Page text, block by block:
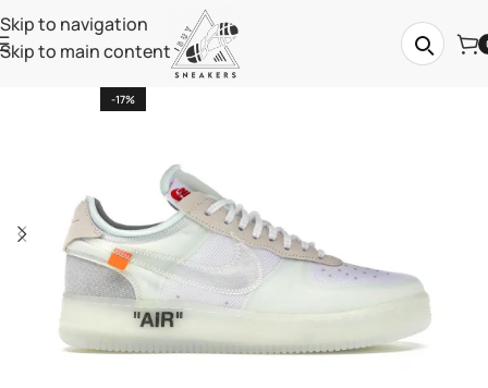
Skip to navigation
Skip to main content
-17%